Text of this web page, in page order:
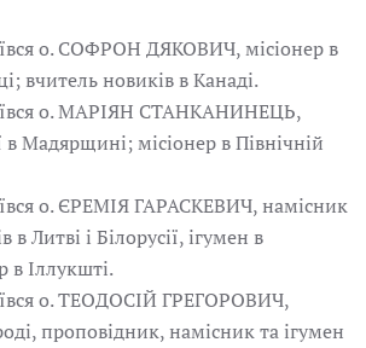
о. СОФРОН ДЯКОВИЧ, місіонер в
вчитель новиків в Канаді.
о. МАРІЯН СТАНКАНИНЕЦЬ,
Мадярщині; місіонер в Північній
о. ЄРЕМІЯ ГАРАСКЕВИЧ, намісник
в Литві і Білорусії, ігумен в
в Іллукшті.
о. ТЕОДОСІЙ ГРЕГОРОВИЧ,
проповідник, намісник та ігумен